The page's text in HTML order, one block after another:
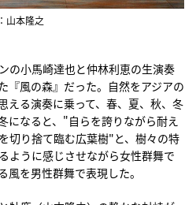
山本隆之
の小馬崎達也と仲林利恵の生演奏
『風の森』だった。自然をアジアの
える演奏に乗って、春、夏、秋、冬
になると、"自らを誇りながら耐え
切り捨て臨む広葉樹"と、樹々の特
ように感じさせながら女性群舞で
を男性群舞で表現した。